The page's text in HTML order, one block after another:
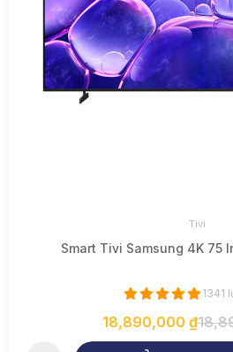
Tivi
Smart Tivi Samsung 4K 75
1341
18,890,000 ₫